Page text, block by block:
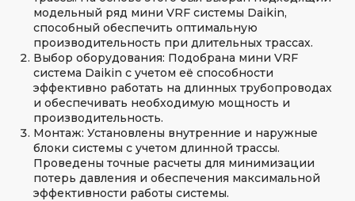
модельный ряд мини VRF системы Daikin,
способный обеспечить оптимальную
производительность при длительных трассах.
Выбор оборудования: Подобрана мини VRF
система Daikin с учетом её способности
эффективно работать на длинных трубопроводах
и обеспечивать необходимую мощность и
производительность.
Монтаж: Установлены внутренние и наружные
блоки системы с учетом длинной трассы.
Проведены точные расчеты для минимизации
потерь давления и обеспечения максимальной
эффективности работы системы.